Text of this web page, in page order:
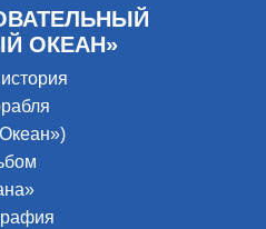
ОКЕАН»